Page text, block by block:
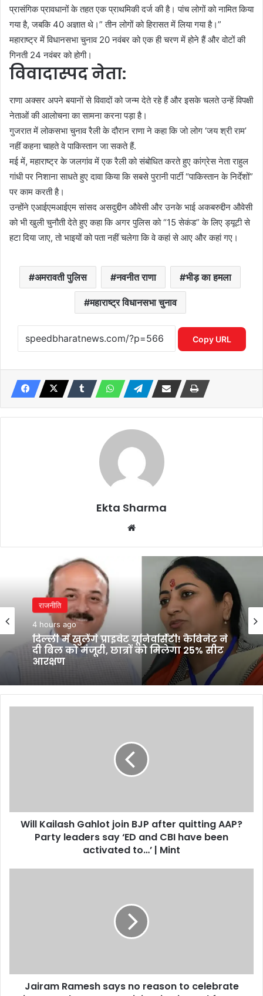
प्रासंगिक प्रावधानों के तहत एक प्राथमिकी दर्ज की है। पांच लोगों को नामित किया
गया है, जबकि 40 अज्ञात थे।” तीन लोगों को हिरासत में लिया गया है।”
महाराष्ट्र में विधानसभा चुनाव 20 नवंबर को एक ही चरण में होने हैं और वोटों की
गिनती 24 नवंबर को होगी।
विवादास्पद नेता:
राणा अक्सर अपने बयानों से विवादों को जन्म देते रहे हैं और इसके चलते उन्हें विपक्षी
नेताओं की आलोचना का सामना करना पड़ा है।
गुजरात में लोकसभा चुनाव रैली के दौरान राणा ने कहा कि जो लोग ‘जय श्री राम’
नहीं कहना चाहते वे पाकिस्तान जा सकते हैं.
मई में, महाराष्ट्र के जलगांव में एक रैली को संबोधित करते हुए कांग्रेस नेता राहुल
गांधी पर निशाना साधते हुए दावा किया कि सबसे पुरानी पार्टी “पाकिस्तान के निर्देशों”
पर काम करती है।
उन्होंने एआईएमआईएम सांसद असदुद्दीन औवेसी और उनके भाई अकबरुद्दीन औवेसी
को भी खुली चुनौती देते हुए कहा कि अगर पुलिस को “15 सेकंड” के लिए ड्यूटी से
हटा दिया जाए, तो भाइयों को पता नहीं चलेगा कि वे कहां से आए और कहां गए।
अमरावती पुलिस नवनीत राणा भीड़ का हमला
महाराष्ट्र विधानसभा चुनाव
Copy URL
Ekta Sharma
राजनीति
4 hours ago
दिल्ली में खुलेंगे प्राइवेट यूनिवर्सिटी! कैबिनेट ने
दी बिल को मंजूरी, छात्रों को मिलेगा 25% सीट
आरक्षण
राजनीति
4 hours ago
बोले किरेन रिजिजू
Party
leaders
CBI
Will Kailash Gahlot join BJP after quitting AAP?
Party leaders say ‘ED and CBI have been
activated to…’ | Mint
women
participation
Jairam Ramesh says no reason to celebrate